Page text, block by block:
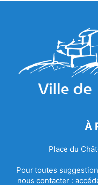
À
Place du
Pour toutes
nous contacter :